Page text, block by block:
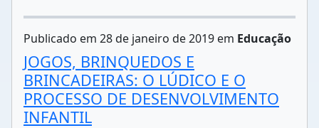
Publicado em 28 de janeiro de 2019 em Educação
JOGOS, BRINQUEDOS E
BRINCADEIRAS: O LÚDICO E O
PROCESSO DE DESENVOLVIMENTO
INFANTIL